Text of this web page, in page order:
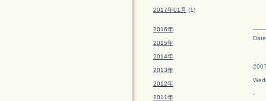
Date
-
2017年01月 (1)
2016年
2015年
2014年
2013年
2012年
2011年